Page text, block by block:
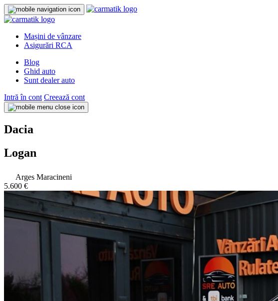
Mașini de vânzare
Asigurări RCA
Blog
Ghid auto
Sunt dealer auto
Intră în cont Creează cont
Dacia
Logan
Arges Maracineni
5.600 €